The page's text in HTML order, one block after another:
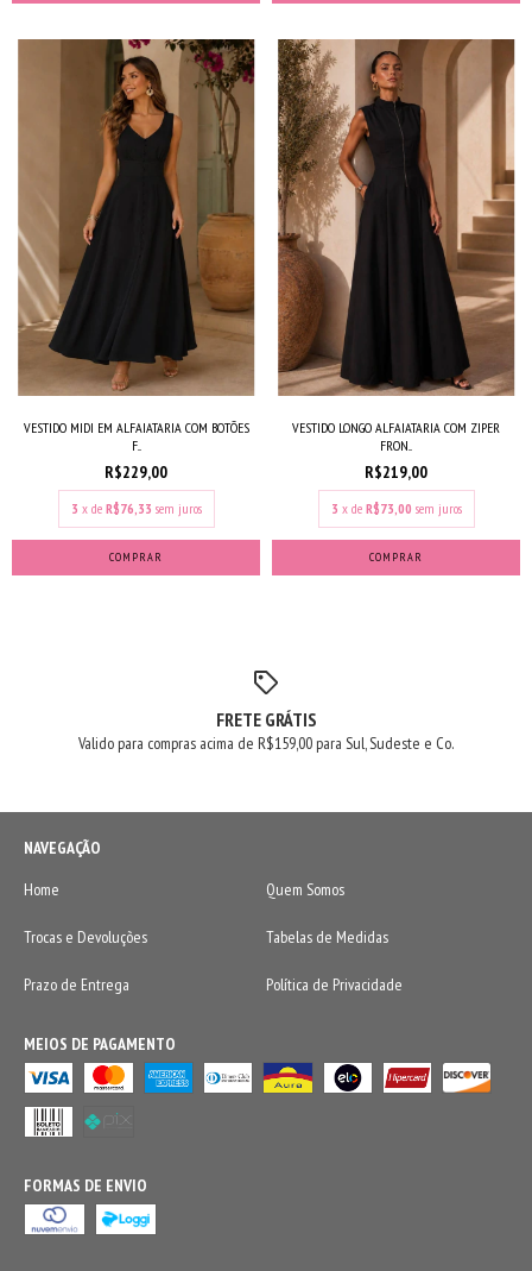
VESTIDO MIDI EM ALFAIATARIA COM BOTÕES
F...
R$229,00
3 x de R$76,33 sem juros
COMPRAR
VESTIDO LONGO ALFAIATARIA COM ZIPER
FRON...
R$219,00
3 x de R$73,00 sem juros
COMPRAR
FRETE GRÁTIS
Valido para compras acima de R$159,00 para Sul, Sudeste e Co.
NAVEGAÇÃO
Home
Quem Somos
Trocas e Devoluções Tabelas de Medidas
Prazo de Entrega Política de Privacidade
MEIOS DE PAGAMENTO
FORMAS DE ENVIO